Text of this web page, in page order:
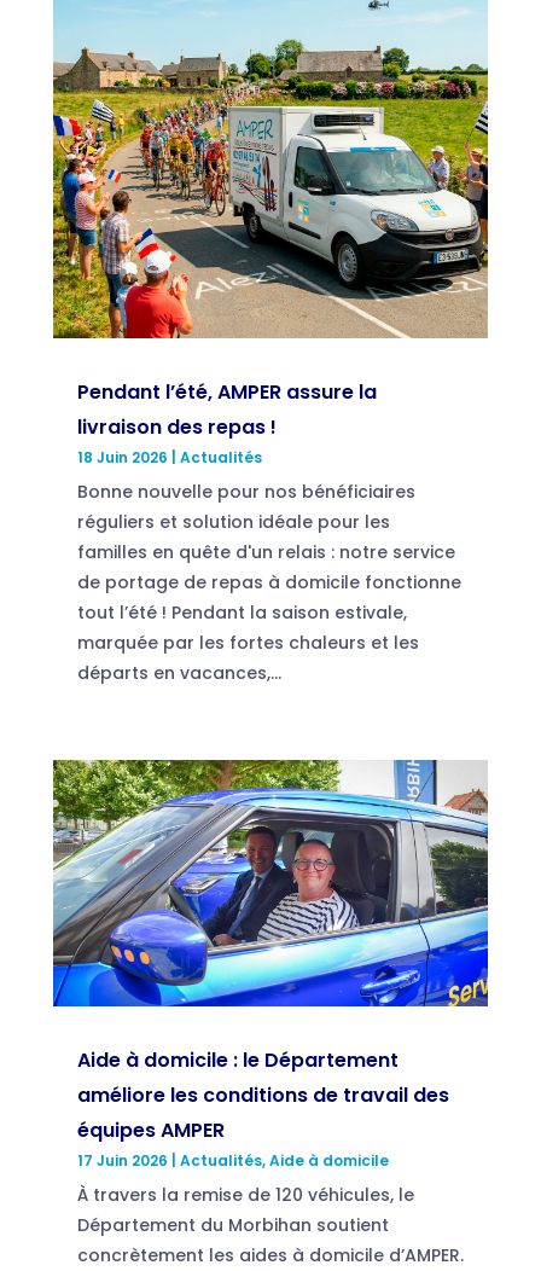
Pendant l’été, AMPER assure la
livraison des repas !
18 Juin 2026 Actualités
Bonne nouvelle pour nos bénéficiaires
réguliers et solution idéale pour les
familles en quête d'un relais : notre service
de portage de repas à domicile fonctionne
tout l’été ! Pendant la saison estivale,
marquée par les fortes chaleurs et les
départs en vacances,...
Aide à domicile : le Département
améliore les conditions de travail des
équipes AMPER
17 Juin 2026 Actualités,Aide à domicile
À travers la remise de 120 véhicules, le
Département du Morbihan soutient
concrètement les aides à domicile d’AMPER.